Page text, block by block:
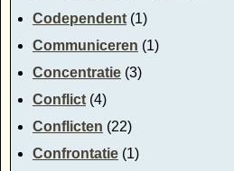
Codependent (1)
Communiceren (1)
Concentratie (3)
Conflict (4)
Conflicten (22)
Confrontatie (1)